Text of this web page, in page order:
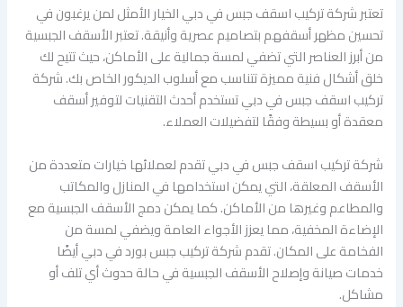
تعتبر شركة تركيب اسقف جبس في دبي الخيار الأمثل لمن يرغبون في
تحسين مظهر أسقفهم بتصاميم عصرية وأنيقة. تعتبر الأسقف الجبسية
من أبرز العناصر التي تضفي لمسة جمالية على الأماكن، حيث تتيح لك
خلق أشكال فنية مميزة تتناسب مع أسلوب الديكور الخاص بك. شركة
تركيب اسقف جبس في دبي تستخدم أحدث التقنيات لتوفير أسقف
معقدة أو بسيطة وفقًا لتفضيلات العملاء.
شركة تركيب اسقف جبس في دبي تقدم لعملائها خيارات متعددة من
الأسقف المعلقة، التي يمكن استخدامها في المنازل والمكاتب
والمطاعم وغيرها من الأماكن. كما يمكن دمج الأسقف الجبسية مع
الإضاءة المخفية، مما يعزز الأجواء العامة ويضفي لمسة من
الفخامة على المكان. تقدم شركة تركيب جبس بورد في دبي أيضًا
خدمات صيانة وإصلاح الأسقف الجبسية في حالة حدوث أي تلف أو
مشاكل.